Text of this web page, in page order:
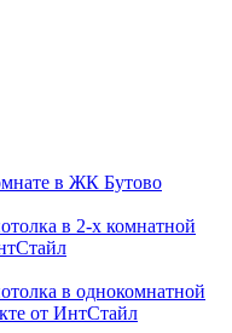
в ЖК Бутово
в 2-х комнатной
в однокомнатной
от ИнтСтайл